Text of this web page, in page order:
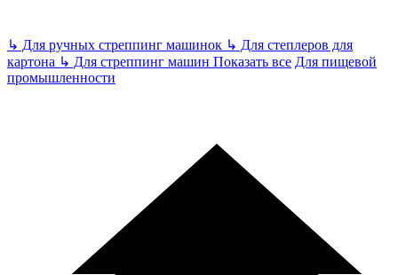
↳ Для ручных стреппинг машинок ↳ Для степлеров для
картона ↳ Для стреппинг машин Показать все Для пищевой
промышленности